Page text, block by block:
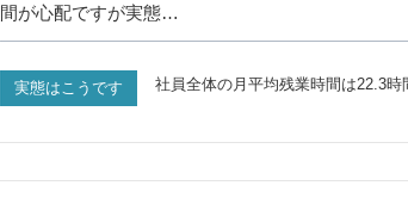
間が心配ですが実態…
実態はこうです 社員全体の月平均残業時間は22.3時